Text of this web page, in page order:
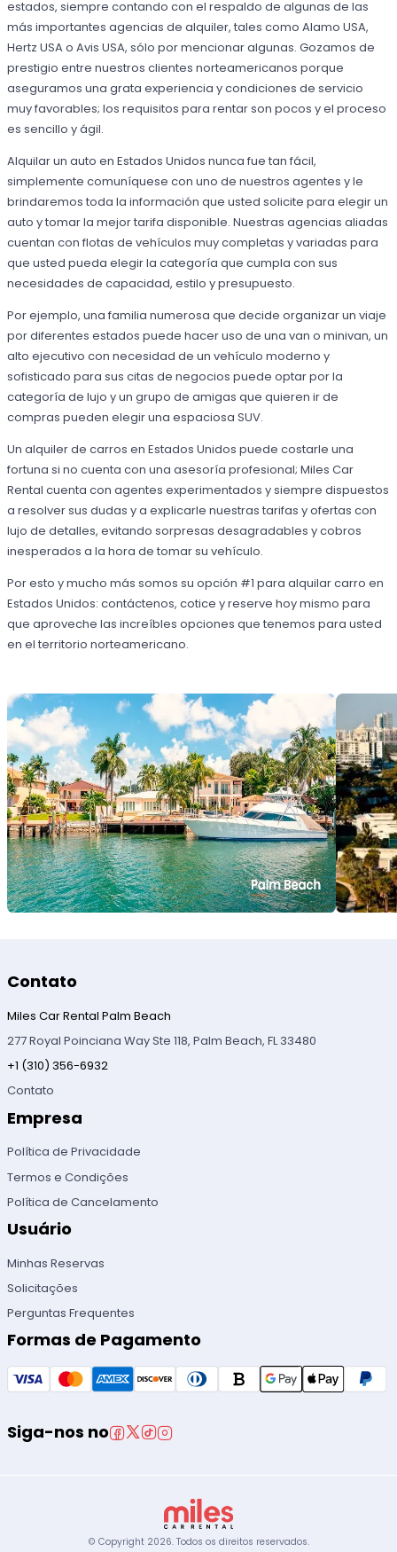
estados, siempre contando con el respaldo de algunas de las
más importantes agencias de alquiler, tales como Alamo USA,
Hertz USA o Avis USA, sólo por mencionar algunas. Gozamos de
prestigio entre nuestros clientes norteamericanos porque
aseguramos una grata experiencia y condiciones de servicio
muy favorables; los requisitos para rentar son pocos y el proceso
es sencillo y ágil.
Alquilar un auto en Estados Unidos nunca fue tan fácil,
simplemente comuníquese con uno de nuestros agentes y le
brindaremos toda la información que usted solicite para elegir un
auto y tomar la mejor tarifa disponible. Nuestras agencias aliadas
cuentan con flotas de vehículos muy completas y variadas para
que usted pueda elegir la categoría que cumpla con sus
necesidades de capacidad, estilo y presupuesto.
Por ejemplo, una familia numerosa que decide organizar un viaje
por diferentes estados puede hacer uso de una van o minivan, un
alto ejecutivo con necesidad de un vehículo moderno y
sofisticado para sus citas de negocios puede optar por la
categoría de lujo y un grupo de amigas que quieren ir de
compras pueden elegir una espaciosa SUV.
Un alquiler de carros en Estados Unidos puede costarle una
fortuna si no cuenta con una asesoría profesional; Miles Car
Rental cuenta con agentes experimentados y siempre dispuestos
a resolver sus dudas y a explicarle nuestras tarifas y ofertas con
lujo de detalles, evitando sorpresas desagradables y cobros
inesperados a la hora de tomar su vehículo.
Por esto y mucho más somos su opción #1 para alquilar carro en
Estados Unidos: contáctenos, cotice y reserve hoy mismo para
que aproveche las increíbles opciones que tenemos para usted
en el territorio norteamericano.
Contato
Miles Car Rental Palm Beach
277 Royal Poinciana Way Ste 118, Palm Beach, FL 33480
+1 (310) 356-6932
Contato
Empresa
Política de Privacidade
Termos e Condições
Política de Cancelamento
Usuário
Minhas Reservas
Solicitações
Perguntas Frequentes
Formas de Pagamento
Siga-nos no
© Copyright 2026. Todos os direitos reservados.